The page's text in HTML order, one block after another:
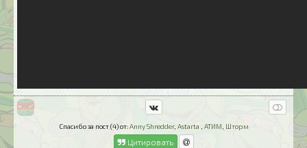
Спасибо за пост (4) от: Anny Shredder, Astarta АТИМ Шторм
Цитировать